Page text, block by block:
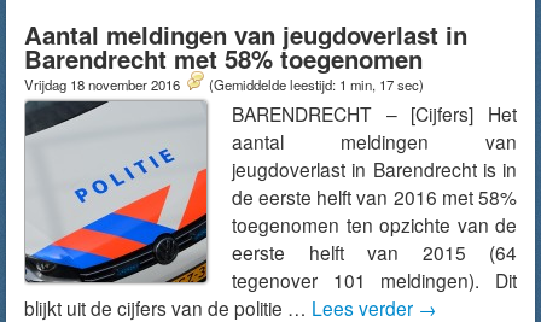
Aantal meldingen van jeugdoverlast in
Barendrecht met 58% toegenomen
Vrijdag 18 november 2016 (Gemiddelde leestijd: 1 min, 17 sec)
BARENDRECHT – [Cijfers] Het
aantal meldingen van
jeugdoverlast in Barendrecht is in
de eerste helft van 2016 met 58%
toegenomen ten opzichte van de
eerste helft van 2015 (64
tegenover 101 meldingen). Dit
blijkt uit de cijfers van de politie … Lees verder →